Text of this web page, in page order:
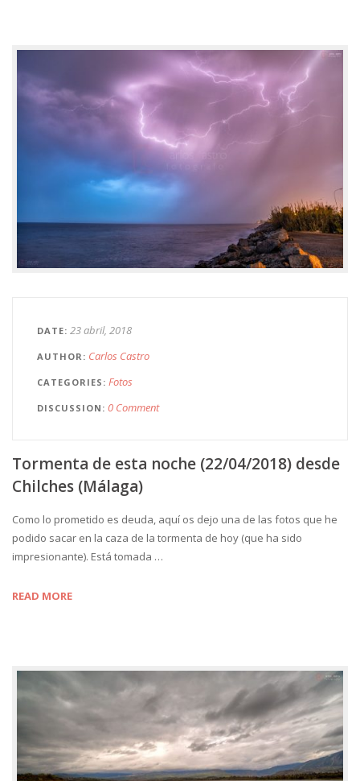
DATE 23 abril, 2018
AUTHOR Carlos Castro
CATEGORIES Fotos
DISCUSSION 0 Comment
Tormenta de esta noche (22/04/2018) desde
Chilches (Málaga)
Como lo prometido es deuda, aquí os dejo una de las fotos que he
podido sacar en la caza de la tormenta de hoy (que ha sido
impresionante). Está tomada …
READ MORE